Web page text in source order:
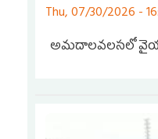
Thu, 07/30/2026 -
అమ‌దాల‌వ‌ల‌స‌లో